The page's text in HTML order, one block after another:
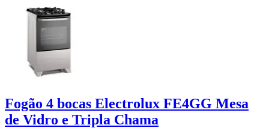
Fogão 4 bocas Electrolux FE4GG Mesa
de Vidro e Tripla Chama